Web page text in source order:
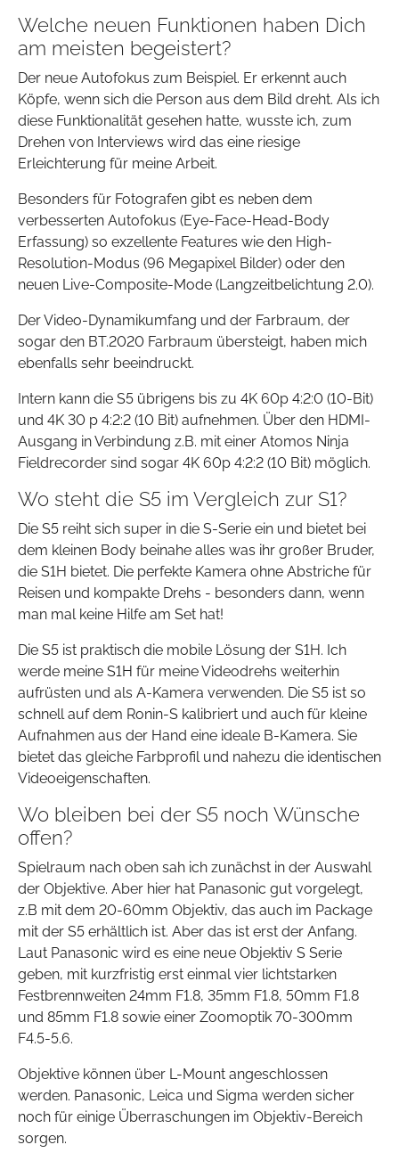
Welche neuen Funktionen haben Dich
am meisten begeistert?
Der neue Autofokus zum Beispiel. Er erkennt auch
Köpfe, wenn sich die Person aus dem Bild dreht. Als ich
diese Funktionalität gesehen hatte, wusste ich, zum
Drehen von Interviews wird das eine riesige
Erleichterung für meine Arbeit.
Besonders für Fotografen gibt es neben dem
verbesserten Autofokus (Eye-Face-Head-Body
Erfassung) so exzellente Features wie den High-
Resolution-Modus (96 Megapixel Bilder) oder den
neuen Live-Composite-Mode (Langzeitbelichtung 2.0).
Der Video-Dynamikumfang und der Farbraum, der
sogar den BT.2020 Farbraum übersteigt, haben mich
ebenfalls sehr beeindruckt.
Intern kann die S5 übrigens bis zu 4K 60p 4:2:0 (10-Bit)
und 4K 30 p 4:2:2 (10 Bit) aufnehmen. Über den HDMI-
Ausgang in Verbindung z.B. mit einer Atomos Ninja
Fieldrecorder sind sogar 4K 60p 4:2:2 (10 Bit) möglich.
Wo steht die S5 im Vergleich zur S1?
Die S5 reiht sich super in die S-Serie ein und bietet bei
dem kleinen Body beinahe alles was ihr großer Bruder,
die S1H bietet. Die perfekte Kamera ohne Abstriche für
Reisen und kompakte Drehs - besonders dann, wenn
man mal keine Hilfe am Set hat!
Die S5 ist praktisch die mobile Lösung der S1H. Ich
werde meine S1H für meine Videodrehs weiterhin
aufrüsten und als A-Kamera verwenden. Die S5 ist so
schnell auf dem Ronin-S kalibriert und auch für kleine
Aufnahmen aus der Hand eine ideale B-Kamera. Sie
bietet das gleiche Farbprofil und nahezu die identischen
Videoeigenschaften.
Wo bleiben bei der S5 noch Wünsche
offen?
Spielraum nach oben sah ich zunächst in der Auswahl
der Objektive. Aber hier hat Panasonic gut vorgelegt,
z.B mit dem 20-60mm Objektiv, das auch im Package
mit der S5 erhältlich ist. Aber das ist erst der Anfang.
Laut Panasonic wird es eine neue Objektiv S Serie
geben, mit kurzfristig erst einmal vier lichtstarken
Festbrennweiten 24mm F1.8, 35mm F1.8, 50mm F1.8
und 85mm F1.8 sowie einer Zoomoptik 70-300mm
F4.5-5.6.
Objektive können über L-Mount angeschlossen
werden. Panasonic, Leica und Sigma werden sicher
noch für einige Überraschungen im Objektiv-Bereich
sorgen.